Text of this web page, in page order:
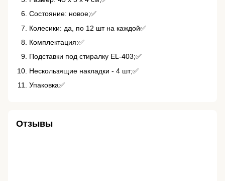
Состояние: новое;✅
Колесики: да, по 12 шт на каждой✅
Комплектация:✅
Подставки под стиралку EL-403;✅
Нескользящие накладки - 4 шт;✅
Упаковка✅
Отзывы